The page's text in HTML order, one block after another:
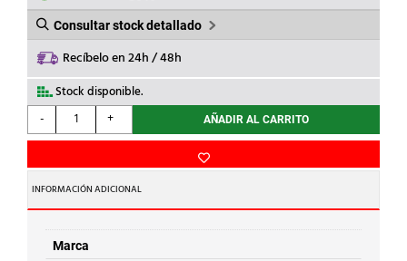
Consultar stock detallado
Recíbelo en 24h / 48h
Stock disponible.
-
NIESSEN
-
CONTROL
2MOD.ZENIT
BLANCO
cantidad
+ AÑADIR AL CARRITO
INFORMACIÓN ADICIONAL
Marca